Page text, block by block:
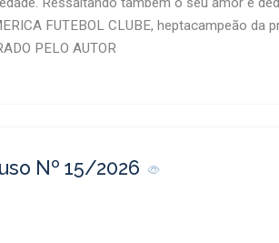
FUTEBOL CLUBE, heptacampeão
PELO AUTOR
Nº 15/2026